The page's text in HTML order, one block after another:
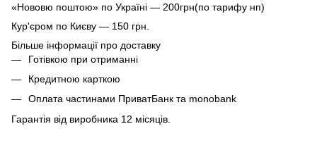
«Нововю поштою» по Україні — 200грн(по тарифу нп)
Кур'єром по Києву — 150 грн.
Більше інформації про доставку
Готівкою при отриманні
Кредитною карткою
Оплата частинами ПриватБанк та monobank
Гарантія від виробника 12 місяців.